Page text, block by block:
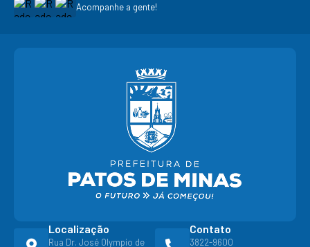
Acompanhe a gente!
Localização
Rua Dr. José Olympio de
Contato
3822-9600